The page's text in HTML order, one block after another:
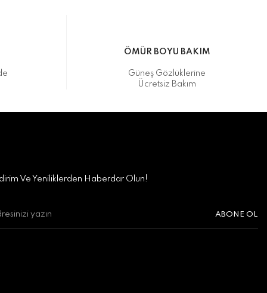
ÖMÜR BOYU BAKIM
Güneş Gözlüklerine
Ücretsiz Bakım
Ve Yeniliklerden Haberdar Olun!
ABONE OL